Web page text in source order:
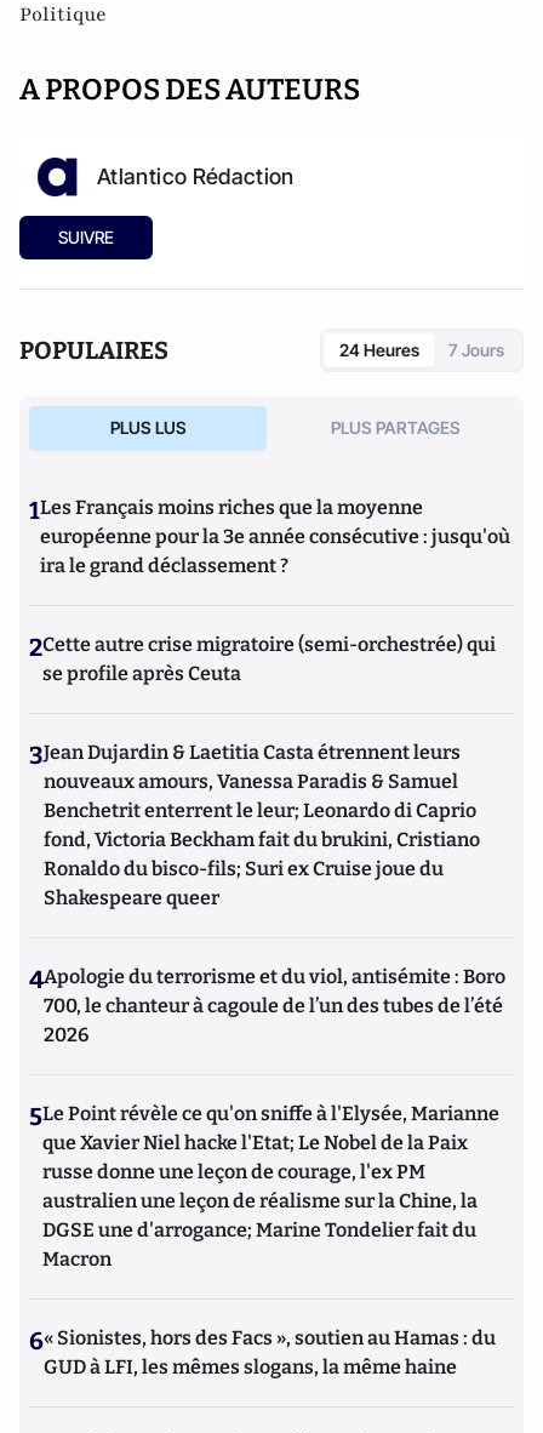
Politique
A PROPOS DES AUTEURS
Atlantico Rédaction
SUIVRE
POPULAIRES 24 Heures 7 Jours
PLUS LUS PLUS PARTAGES
1Les Français moins riches que la moyenne
européenne pour la 3e année consécutive : jusqu'où
ira le grand déclassement ?
2Cette autre crise migratoire (semi-orchestrée) qui
se profile après Ceuta
3Jean Dujardin & Laetitia Casta étrennent leurs
nouveaux amours, Vanessa Paradis & Samuel
Benchetrit enterrent le leur; Leonardo di Caprio
fond, Victoria Beckham fait du brukini, Cristiano
Ronaldo du bisco-fils; Suri ex Cruise joue du
Shakespeare queer
4Apologie du terrorisme et du viol, antisémite : Boro
700, le chanteur à cagoule de l’un des tubes de l’été
2026
5Le Point révèle ce qu'on sniffe à l'Elysée, Marianne
que Xavier Niel hacke l'Etat; Le Nobel de la Paix
russe donne une leçon de courage, l'ex PM
australien une leçon de réalisme sur la Chine, la
DGSE une d'arrogance; Marine Tondelier fait du
Macron
6« Sionistes, hors des Facs », soutien au Hamas : du
GUD à LFI, les mêmes slogans, la même haine